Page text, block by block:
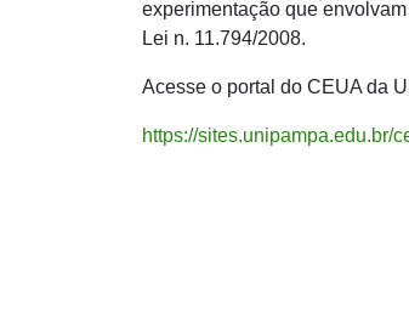
experimentação que
Lei n. 11.794/2008.
Acesse o portal do CEUA da
https://sites.unipampa.edu.br/